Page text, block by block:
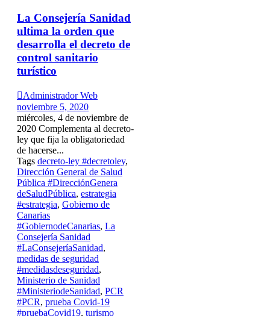
La Consejería Sanidad
ultima la orden que
desarrolla el decreto de
control sanitario
turístico
Administrador Web
noviembre 5, 2020
miércoles, 4 de noviembre de
2020 Complementa al decreto-
ley que fija la obligatoriedad
de hacerse...
Tags decreto-ley #decretoley,
Dirección General de Salud
Pública #DirecciónGenera
deSaludPública, estrategia
#estrategia, Gobierno de
Canarias
#GobiernodeCanarias, La
Consejería Sanidad
#LaConsejeríaSanidad,
medidas de seguridad
#medidasdeseguridad,
Ministerio de Sanidad
#MinisteriodeSanidad, PCR
#PCR, prueba Covid-19
#pruebaCovid19, turismo